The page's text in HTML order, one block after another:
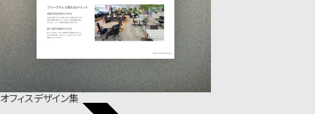
オフィスデザイン集